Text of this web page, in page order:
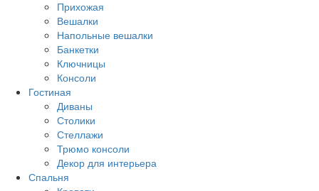
Прихожая
Вешалки
Напольные вешалки
Банкетки
Ключницы
Консоли
Гостиная
Диваны
Столики
Стеллажи
Трюмо консоли
Декор для интерьера
Спальня